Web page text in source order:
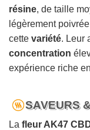
résine, de taille
légèrement
cette variété. Leur
concentration
expérience riche en
SAVEURS
La fleur AK47